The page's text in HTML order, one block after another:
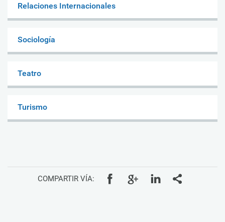
Relaciones Internacionales
Sociología
Teatro
Turismo
COMPARTIR VÍA: